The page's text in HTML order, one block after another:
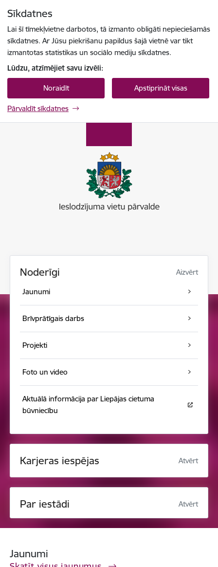
Sīkdatnes
Lai šī tīmekļvietne darbotos, tā izmanto obligāti nepieciešamās
sīkdatnes. Ar Jūsu piekrišanu papildus šajā vietnē var tikt
izmantotas statistikas un sociālo mediju sīkdatnes.
Lūdzu, atzīmējiet savu izvēli:
Noraidīt Apstiprināt visas
Pārvaldīt sīkdatnes
Noderīgi Aizvērt
Jaunumi
Brīvprātīgais darbs
Projekti
Foto un video
Aktuālā informācija par Liepājas cietuma
būvniecību
Karjeras iespējas Atvērt
Par iestādi Atvērt
Jaunumi